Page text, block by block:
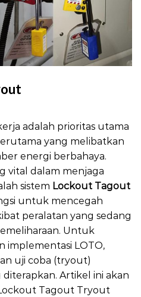
adalah prioritas utama
yang melibatkan
energi berbahaya.
vital dalam menjaga
sistem Lockout Tagout
untuk mencegah
peralatan yang sedang
Untuk
implementasi LOTO,
uji coba (tryout)
Artikel ini akan
Tagout Tryout